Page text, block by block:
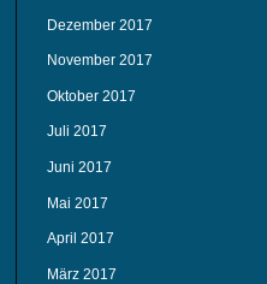
Dezember 2017
November 2017
Oktober 2017
Juli 2017
Juni 2017
Mai 2017
April 2017
März 2017